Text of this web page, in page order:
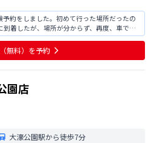
予約をしました。初めて行った場所だったの
到着したが、場所が分からず、再度、車で周
設で、こんな場所にあるのかとびっくりし
、納得でした。あとは電話連絡をして開錠し
操作説明に従
無料）を予約
園店
大濠公園駅から徒歩7分